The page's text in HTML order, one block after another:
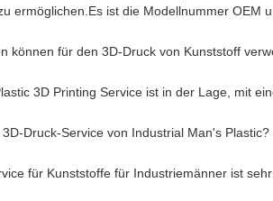
ermöglichen.Es ist die Modellnummer OEM
können für den 3D-Druck von Kunststoff
3D Printing Service ist in der Lage, mit
Druck-Service von Industrial Man's Plastic?
für Kunststoffe für Industriemänner ist